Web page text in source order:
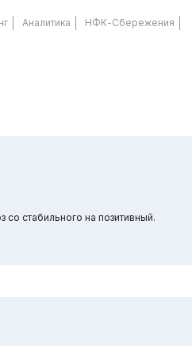
Аналитика НФК-Сбережения
стабильного на позитивный.